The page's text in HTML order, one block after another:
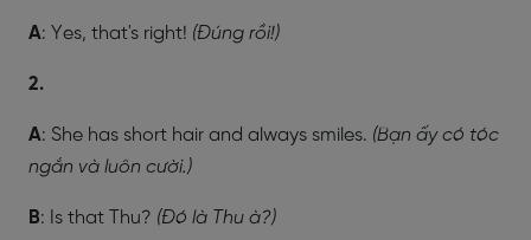
A: Yes, that's right! (Đúng rồi!)
2.
A: She has short hair and always smiles. (Bạn ấy có tóc
ngắn và luôn cười.)
B: Is that Thu? (Đó là Thu à?)